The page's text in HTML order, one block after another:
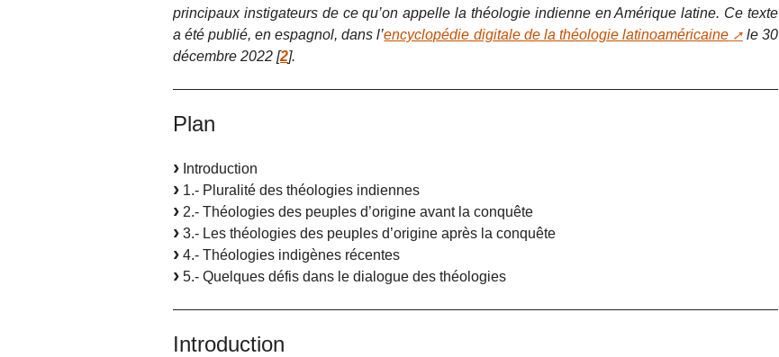
principaux instigateurs de ce qu’on appelle la théologie indienne en Amérique latine. Ce texte
a été publié, en espagnol, dans l’encyclopédie digitale de la théologie latinoaméricaine
le 30
décembre 2022 [2].
Plan
Introduction
1.- Pluralité des théologies indiennes
2.- Théologies des peuples d’origine avant la conquête
3.- Les théologies des peuples d’origine après la conquête
4.- Théologies indigènes récentes
5.- Quelques défis dans le dialogue des théologies
Introduction